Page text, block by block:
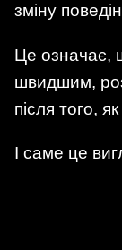
зміну
Це означає,
швидшим,
після того,
І саме це